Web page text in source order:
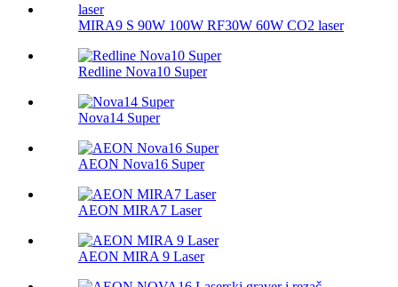
MIRA9 S 90W 100W RF30W 60W CO2 laser
Redline Nova10 Super
Nova14 Super
AEON Nova16 Super
AEON MIRA7 Laser
AEON MIRA 9 Laser